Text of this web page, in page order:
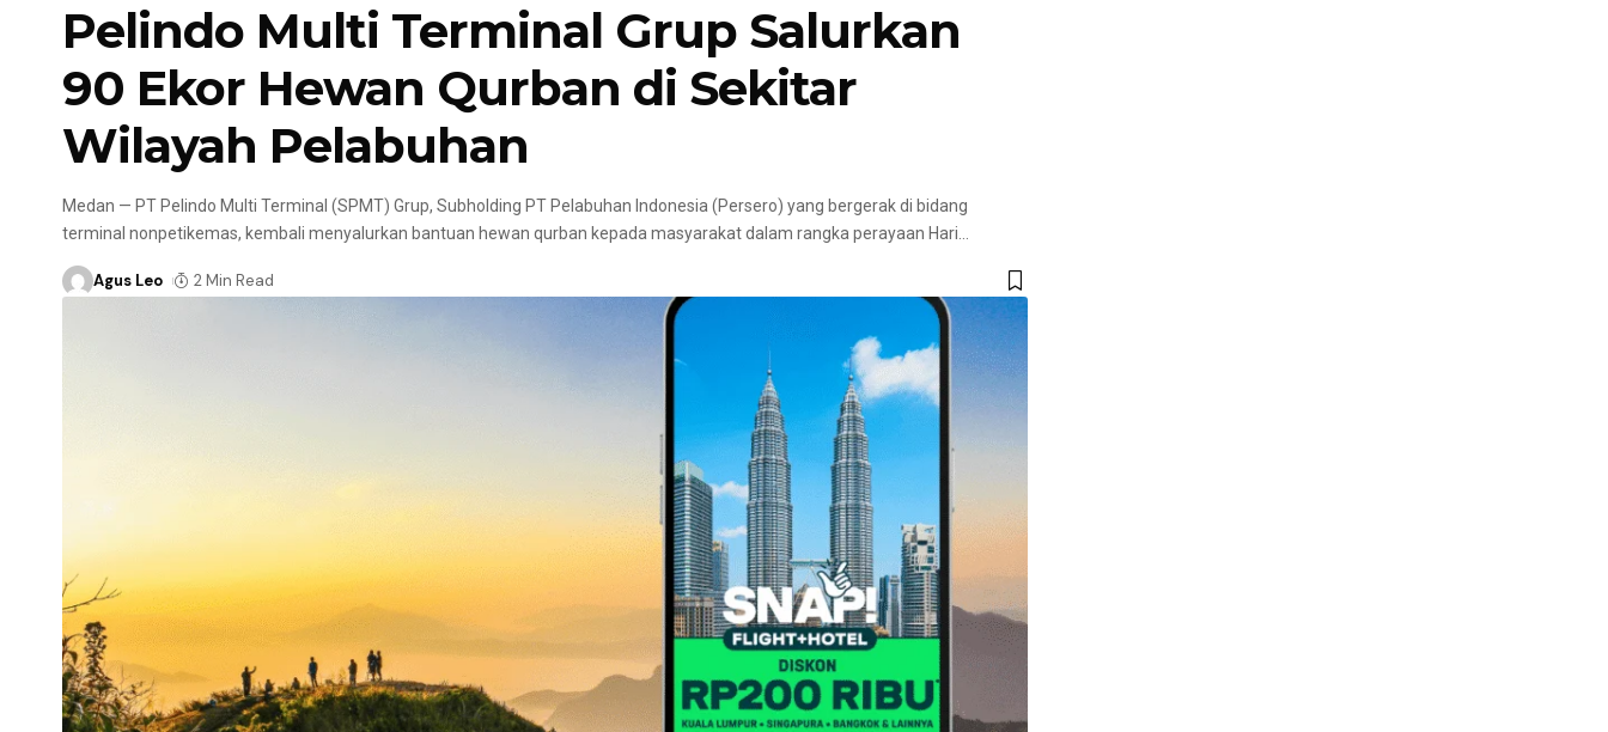
Pelindo Multi Terminal Grup Salurkan
90 Ekor Hewan Qurban di Sekitar
Wilayah Pelabuhan
Medan — PT Pelindo Multi Terminal (SPMT) Grup, Subholding PT Pelabuhan Indonesia (Persero) yang bergerak di bidang
terminal nonpetikemas, kembali menyalurkan bantuan hewan qurban kepada masyarakat dalam rangka perayaan Hari
Agus Leo 2 Min Read